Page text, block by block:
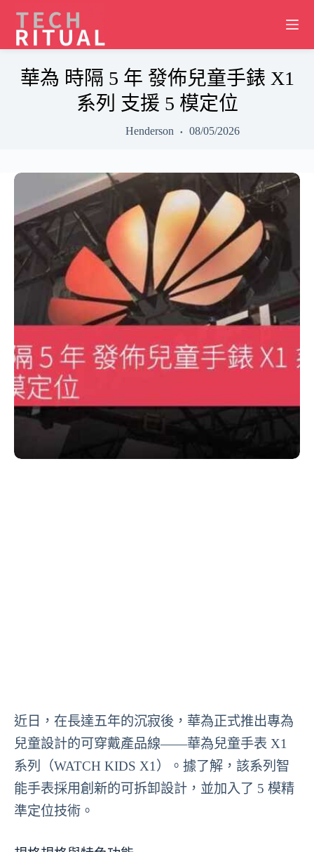
content
華為 時隔 5 年 發佈兒童手錶 X1
系列 支援 5 模定位
Henderson 08/05/2026
近日，在長達五年的沉寂後，華為正式推出專為
兒童設計的可穿戴產品線——華為兒童手表 X1
系列（WATCH KIDS X1）。據了解，該系列智
能手表採用創新的可拆卸設計，並加入了 5 模精
準定位技術。